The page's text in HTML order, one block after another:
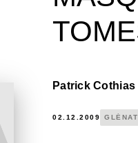
Patrick Cothias
02.12.2009